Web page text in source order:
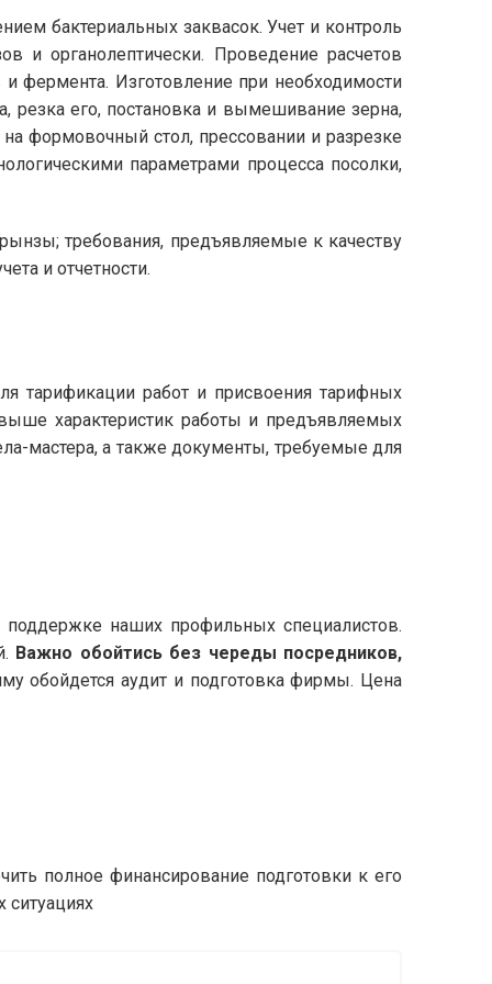
бактериальных заквасок. Учет и контроль
и органолептически. Проведение расчетов
фермента. Изготовление при необходимости
резка его, постановка и вымешивание зерна,
формовочный стол, прессовании и разрезке
параметрами процесса посолки,
требования, предъявляемые к качеству
и отчетности.
тарификации работ и присвоения тарифных
характеристик работы и предъявляемых
мастера, а также документы, требуемые для
наших профильных специалистов.
Важно обойтись без череды посредников,
обойдется аудит и подготовка фирмы. Цена
полное финансирование подготовки к его